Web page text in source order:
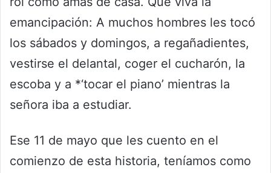
emancipación: A muchos hombres les tocó
los sábados y domingos, a regañadientes,
vestirse el delantal, coger el cucharón, la
escoba y a *‘tocar el piano’ mientras la
señora iba a estudiar.
Ese 11 de mayo que les cuento en el
comienzo de esta historia, teníamos como